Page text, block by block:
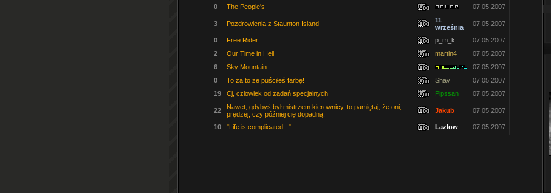
0
The People's 07.05.2007
3 Pozdrowienia z Staunton Island
11
września
07.05.2007
0 Free Rider p_m_k
07.05.2007
2
Our Time in Hell martin4
07.05.2007
6
Sky Mountain
07.05.2007
0
To za to że puściłeś farbę! Shav
07.05.2007
19
Cj, człowiek od zadań specjalnych Pipssan 07.05.2007
22
Nawet, gdybyś był mistrzem kierownicy, to pamiętaj, że oni,
prędzej, czy później cię dopadną.
Jakub 07.05.2007
10 "Life is complicated..." Lazlow 07.05.2007